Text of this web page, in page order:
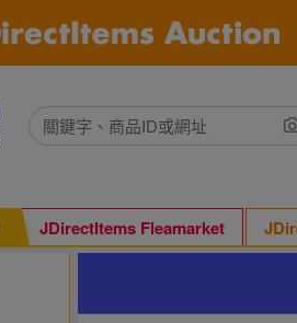
JDirectItems Fleamarket